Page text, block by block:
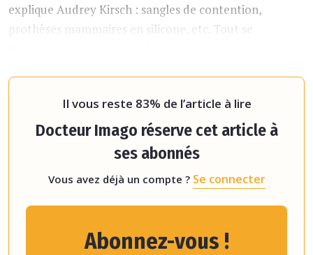
explique Audrey Kirsch : sangles de contention,
prothèses mammaires en silicone, etc. Tout se
Il vous reste 83% de l’article à lire
Docteur Imago réserve cet article à
ses abonnés
Vous avez déjà un compte ? Se connecter
Abonnez-vous !